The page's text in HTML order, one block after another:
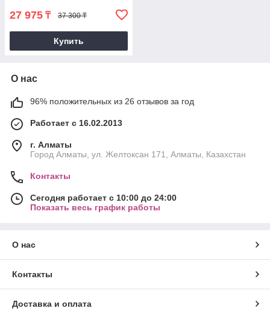
27 975 ₸ 37 300 ₸
Купить
О нас
96% положительных из 26 отзывов за год
Работает с 16.02.2013
г. Алматы
Город Алматы, ул. Желтоксан 171, Алматы, Казахстан
Контакты
Сегодня работает с 10:00 до 24:00
Показать весь график работы
О нас
Контакты
Доставка и оплата